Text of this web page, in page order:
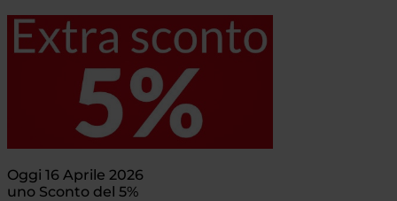
Oggi 16 Aprile 2026
uno Sconto del 5%